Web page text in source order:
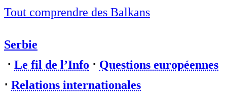
Tout comprendre des Balkans
Serbie
⋅ Le fil de l’Info ⋅ Questions européennes
⋅ Relations internationales